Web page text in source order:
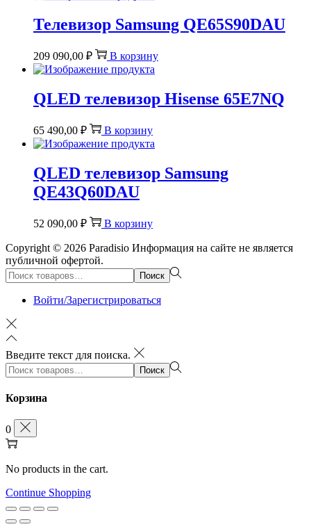
Телевизор Samsung QE65S90DAU
209 090,00 ₽ В корзину
QLED телевизор Hisense 65E7NQ
65 490,00 ₽ В корзину
QLED телевизор Samsung
QE43Q60DAU
52 090,00 ₽ В корзину
Copyright © 2026 Paradisio Информация на сайте не является
публичной офертой.
Поиск:>
Поиск
Войти/Зарегистрироваться
Введите текст для поиска.
Поиск:>
Поиск
Корзина
0
No products in the cart.
Continue Shopping